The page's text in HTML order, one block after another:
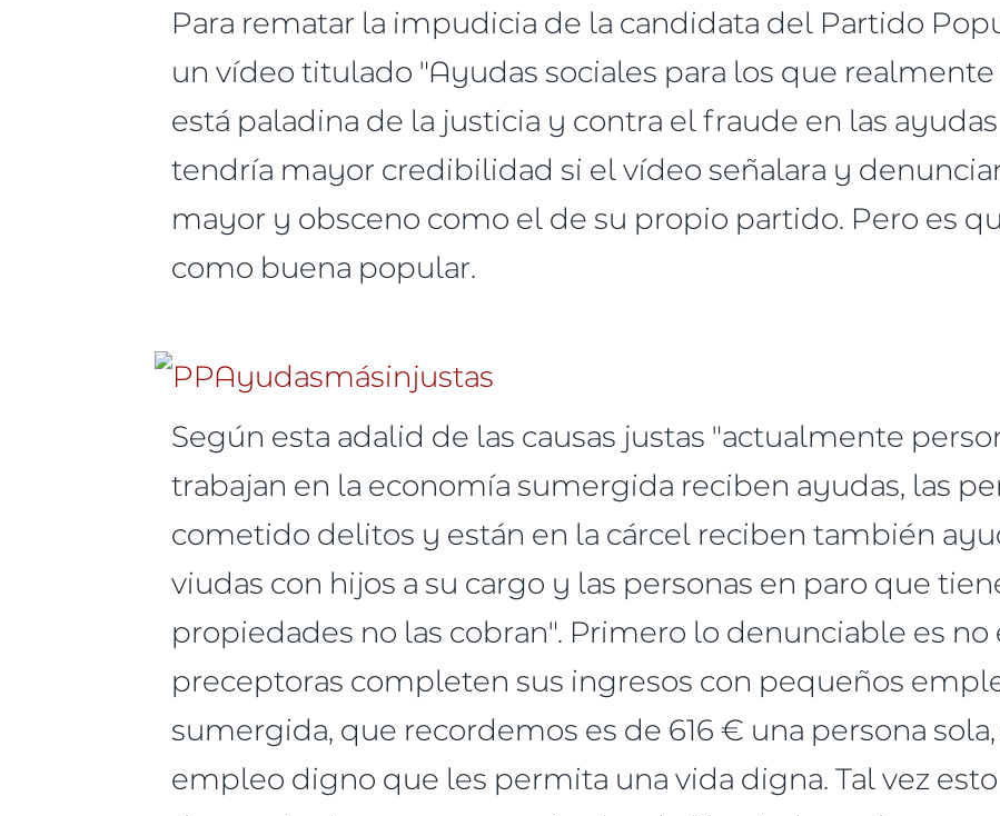
Para rematar la impudicia de la candidata del Partido
un vídeo titulado "Ayudas sociales para los que
está paladina de la justicia y contra el fraude en las ayudas
tendría mayor credibilidad si el vídeo señalara y
mayor y obsceno como el de su propio partido. Pero es
como buena popular.
Según esta adalid de las causas justas "actualmente
trabajan en la economía sumergida reciben ayudas, las
cometido delitos y están en la cárcel reciben también
viudas con hijos a su cargo y las personas en paro que
propiedades no las cobran". Primero lo denunciable es no
preceptoras completen sus ingresos con pequeños
sumergida, que recordemos es de 616 € una persona
empleo digno que les permita una vida digna. Tal vez